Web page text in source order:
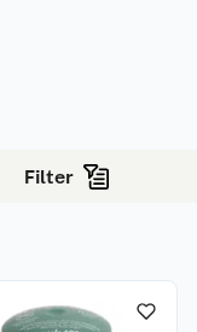
Filter